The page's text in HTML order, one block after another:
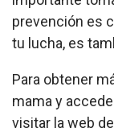
prevención es
tu lucha, es
Para obtener
mama y
visitar la web